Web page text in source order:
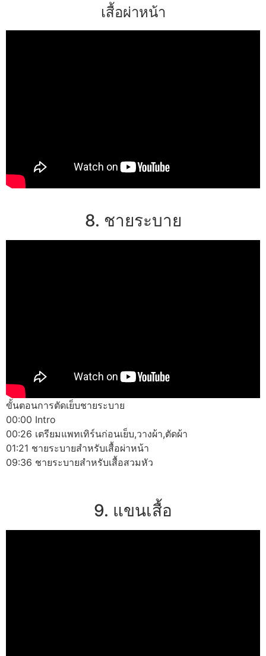
เสื้อผ่าหน้า
8. ชายระบาย
ขั้นตอนการตัดเย็บชายระบาย
00:00 Intro
00:26 เตรียมแพทเทิร์นก่อนเย็บ,วางผ้า,ตัดผ้า
01:21 ชายระบายสำหรับเสื้อผ่าหน้า
09:36 ชายระบายสำหรับเสื้อสวมหัว
9. แขนเสื้อ